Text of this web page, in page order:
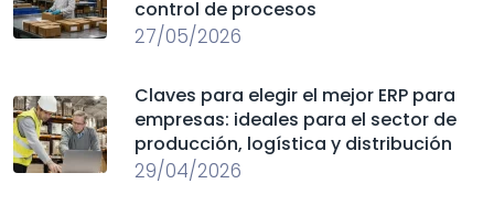
control de procesos
27/05/2026
Claves para elegir el mejor ERP para
empresas: ideales para el sector de
producción, logística y distribución
29/04/2026